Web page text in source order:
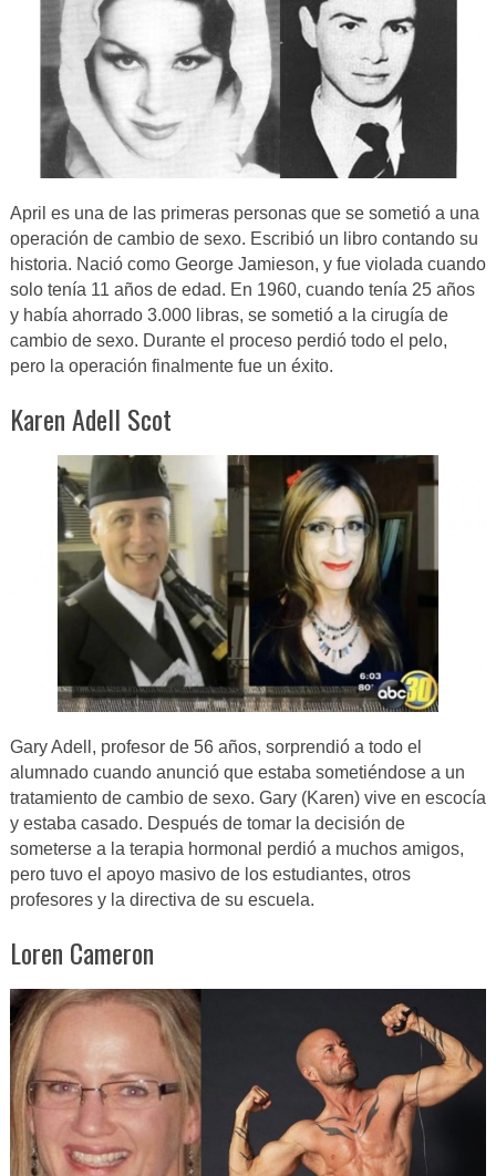
April es una de las primeras personas que se sometió a una
operación de cambio de sexo. Escribió un libro contando su
historia. Nació como George Jamieson, y fue violada cuando
solo tenía 11 años de edad. En 1960, cuando tenía 25 años
y había ahorrado 3.000 libras, se sometió a la cirugía de
cambio de sexo. Durante el proceso perdió todo el pelo,
pero la operación finalmente fue un éxito.
Karen Adell Scot
Gary Adell, profesor de 56 años, sorprendió a todo el
alumnado cuando anunció que estaba sometiéndose a un
tratamiento de cambio de sexo. Gary (Karen) vive en escocía
y estaba casado. Después de tomar la decisión de
someterse a la terapia hormonal perdió a muchos amigos,
pero tuvo el apoyo masivo de los estudiantes, otros
profesores y la directiva de su escuela.
Loren Cameron